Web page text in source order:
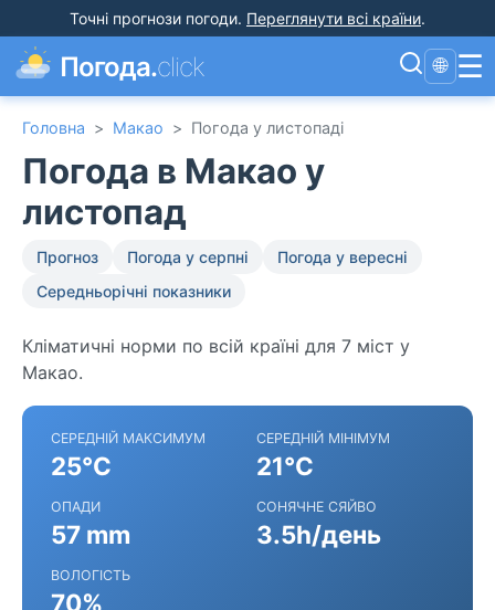
Точні прогнози погоди. Переглянути всі країни.
Погода.click 🌐 ☰
Головна > Макао > Погода у листопаді
Погода в Макао у
листопад
Прогноз Погода у серпні
Погода у вересні
Середньорічні показники
Кліматичні норми по всій країні для 7 міст у
Макао.
СЕРЕДНІЙ МАКСИМУМ
25°C
СЕРЕДНІЙ МІНІМУМ
21°C
ОПАДИ
57 mm
СОНЯЧНЕ СЯЙВО
3.5h/день
ВОЛОГІСТЬ
70%